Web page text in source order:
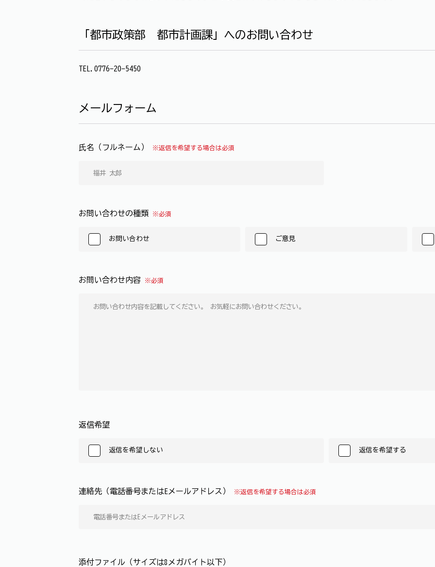
「都市政策部 都市計画課」へのお問い合わせ
TEL.0776-20-5450
メールフォーム
氏名（フルネーム） ※返信を希望する場合は必須
お問い合わせの種類 ※必須
お問い合わせ ご意見
お問い合わせ内容 ※必須
返信希望
返信を希望しない 返信を希望する
連絡先（電話番号またはEメールアドレス） ※返信を希望する場合は必須
添付ファイル（サイズは8メガバイト以下）